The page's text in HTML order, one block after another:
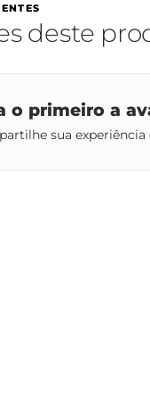
deste
o primeiro a
sua